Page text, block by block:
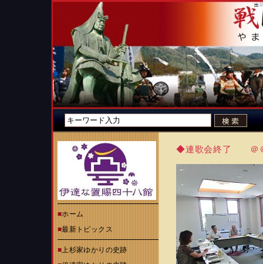
■ホーム
■最新トピックス
■上杉家ゆかりの史跡
◆連歌会終了 ＠